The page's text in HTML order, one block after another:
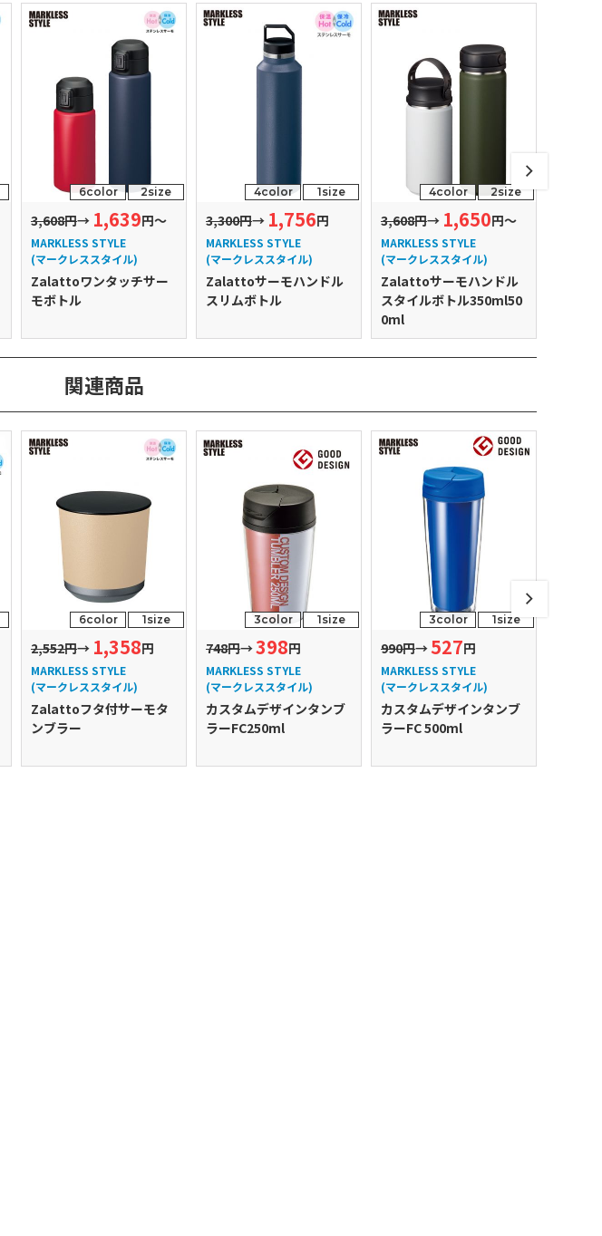
6color 2size
3,608円→ 1,639円～
MARKLESS STYLE
(マークレススタイル)
Zalattoワンタッチサー
モボトル
4color 1size
3,300円→ 1,756円
MARKLESS STYLE
(マークレススタイル)
Zalattoサーモハンドル
スリムボトル
4color 2size
3,608円→ 1,650円～
MARKLESS STYLE
(マークレススタイル)
Zalattoサーモハンドル
スタイルボトル350ml50
0ml
関連商品
6color 1size
2,552円→ 1,358円
MARKLESS STYLE
(マークレススタイル)
Zalattoフタ付サーモタ
ンブラー
3color 1size
748円→398円
MARKLESS STYLE
(マークレススタイル)
カスタムデザインタンブ
ラーFC250ml
3color 1size
990円→527円
MARKLESS STYLE
(マークレススタイル)
カスタムデザインタンブ
ラーFC 500ml